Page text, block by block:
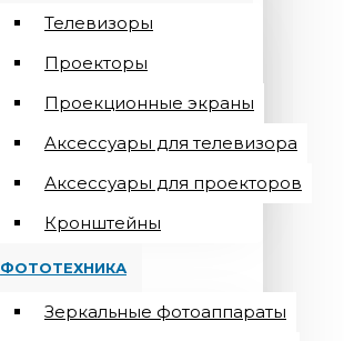
Телевизоры
Проекторы
Проекционные экраны
Aксессуары для телевизора
Аксессуары для проекторов
Кронштейны
ФОТОТЕХНИКА
Зеркальные фотоаппараты